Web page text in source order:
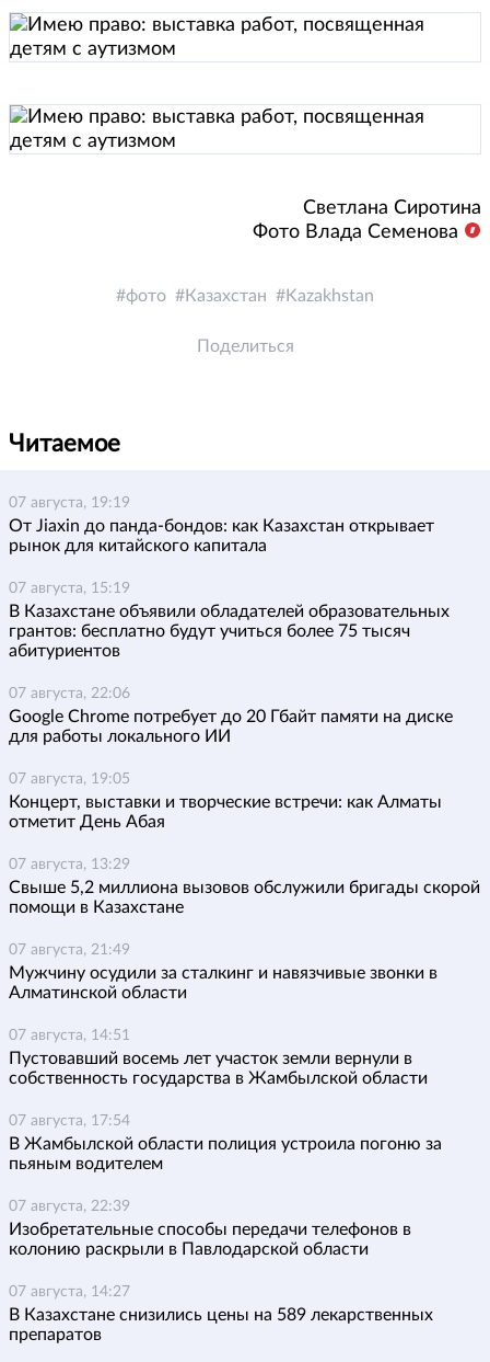
Светлана Сиротина
Фото Влада Семенова
фото Казахстан Kazakhstan
Поделиться
Читаемое
07 августа, 19:19
От Jiaxin до панда-бондов: как Казахстан открывает
рынок для китайского капитала
07 августа, 15:19
В Казахстане объявили обладателей образовательных
грантов: бесплатно будут учиться более 75 тысяч
абитуриентов
07 августа, 22:06
Google Chrome потребует до 20 Гбайт памяти на диске
для работы локального ИИ
07 августа, 19:05
Концерт, выставки и творческие встречи: как Алматы
отметит День Абая
07 августа, 13:29
Свыше 5,2 миллиона вызовов обслужили бригады скорой
помощи в Казахстане
07 августа, 21:49
Мужчину осудили за сталкинг и навязчивые звонки в
Алматинской области
07 августа, 14:51
Пустовавший восемь лет участок земли вернули в
собственность государства в Жамбылской области
07 августа, 17:54
В Жамбылской области полиция устроила погоню за
пьяным водителем
07 августа, 22:39
Изобретательные способы передачи телефонов в
колонию раскрыли в Павлодарской области
07 августа, 14:27
В Казахстане снизились цены на 589 лекарственных
препаратов